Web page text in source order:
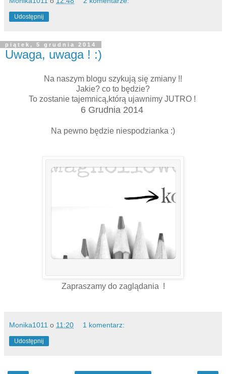
Udostępnij
piątek, 5 grudnia 2014
Uwaga, uwaga ! :)
Na naszym blogu szykują się zmiany !!
Jakie? co to będzie?
To zostanie tajemnicą,którą ujawnimy JUTRO !
6 Grudnia 2014
Na pewno będzie niespodzianka :)
Zapraszamy do zaglądania !
Monika1011 o 11:20 1 komentarz:
Udostępnij